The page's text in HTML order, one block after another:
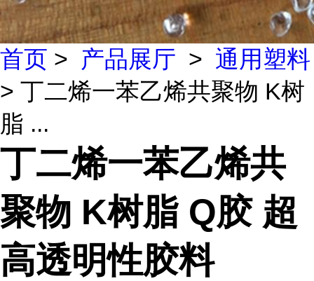
首页 > 产品展厅 > 通用塑料
> 丁二烯一苯乙烯共聚物 K树
脂 ...
丁二烯一苯乙烯共
聚物 K树脂 Q胶 超
高透明性胶料